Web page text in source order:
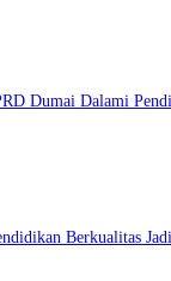
Dumai Dalami
Berkualitas Jadi